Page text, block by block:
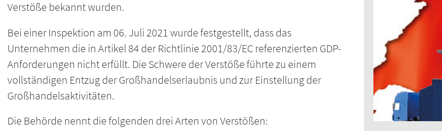
Verstöße bekannt wurden.
Bei einer Inspektion am 06. Juli 2021 wurde festgestellt, dass das
Unternehmen die in Artikel 84 der Richtlinie 2001/83/EC referenzierten GDP-
Anforderungen nicht erfüllt. Die Schwere der Verstöße führte zu einem
vollständigen Entzug der Großhandelserlaubnis und zur Einstellung der
Großhandelsaktivitäten.
Die Behörde nennt die folgenden drei Arten von Verstößen: